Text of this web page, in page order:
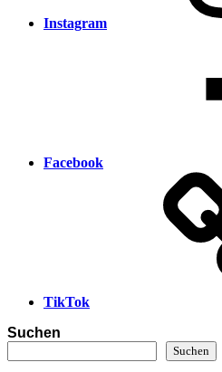
Instagram
Facebook
TikTok
Suchen
Suchen